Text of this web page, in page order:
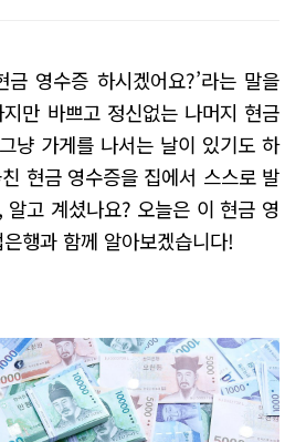
금 영수증 하시겠어요?’라는 말을
지만 바쁘고 정신없는 나머지 현금
냥 가게를 나서는 날이 있기도 하
현금 영수증을 집에서 스스로 발
, 알고 계셨나요? 오늘은 이 현금 영
행과 함께 알아보겠습니다!